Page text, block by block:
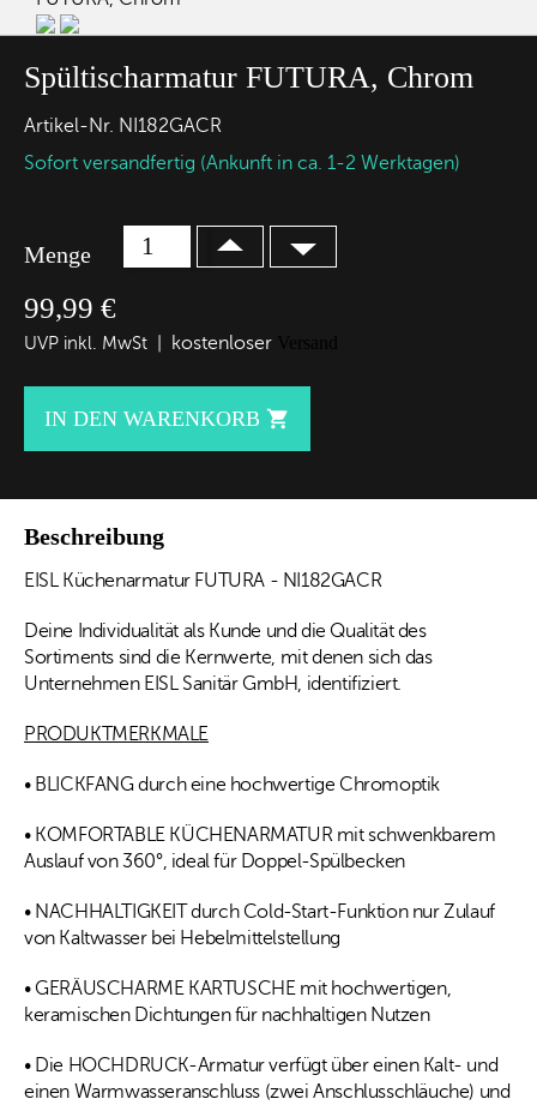
Spültischarmatur FUTURA, Chrom
Artikel-Nr. NI182GACR
Sofort versandfertig (Ankunft in ca. 1-2 Werktagen)
Menge
99,99 €
UVP inkl. MwSt | kostenloser
IN DEN WARENKORB 
Beschreibung
EISL Küchenarmatur FUTURA - NI182GACR
Deine Individualität als Kunde und die Qualität des
Sortiments sind die Kernwerte, mit denen sich das
Unternehmen EISL Sanitär GmbH, identifiziert.
PRODUKTMERKMALE
• BLICKFANG durch eine hochwertige Chromoptik
• KOMFORTABLE KÜCHENARMATUR mit schwenkbarem
Auslauf von 360°, ideal für Doppel-Spülbecken
• NACHHALTIGKEIT durch Cold-Start-Funktion nur Zulauf
von Kaltwasser bei Hebelmittelstellung
• GERÄUSCHARME KARTUSCHE mit hochwertigen,
keramischen Dichtungen für nachhaltigen Nutzen
• Die HOCHDRUCK-Armatur verfügt über einen Kalt- und
einen Warmwasseranschluss (zwei Anschlusschläuche) und